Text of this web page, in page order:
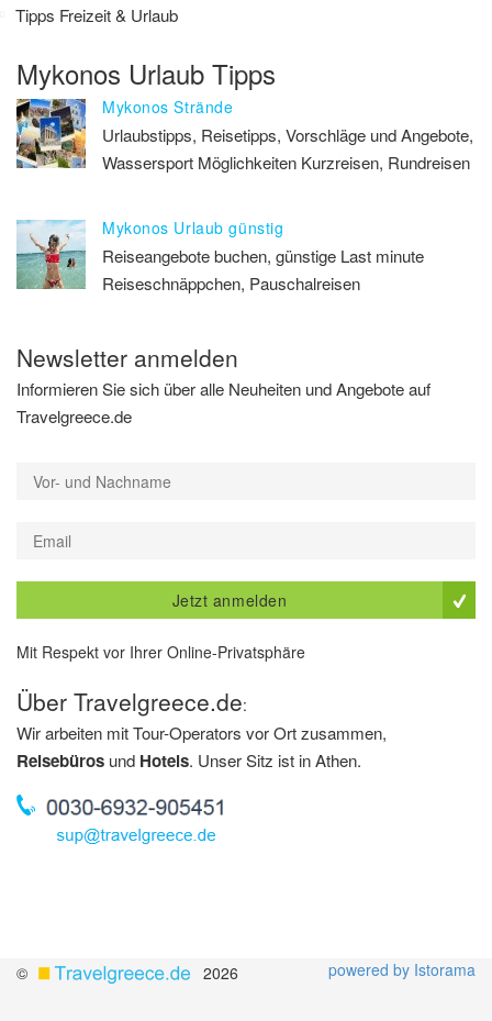
Tipps Freizeit & Urlaub
Mykonos Urlaub Tipps
Mykonos Strände
Urlaubstipps, Reisetipps, Vorschläge und Angebote,
Wassersport Möglichkeiten Kurzreisen, Rundreisen
Mykonos Urlaub günstig
Reiseangebote buchen, günstige Last minute
Reiseschnäppchen, Pauschalreisen
Newsletter anmelden
Informieren Sie sich über alle Neuheiten und Angebote auf
Travelgreece.de
Jetzt anmelden
Mit Respekt vor Ihrer Online-Privatsphäre
Über Travelgreece.de:
Wir arbeiten mit Tour-Operators vor Ort zusammen,
Reisebüros und Hotels. Unser Sitz ist in Athen.
© 2026 powered by Istorama